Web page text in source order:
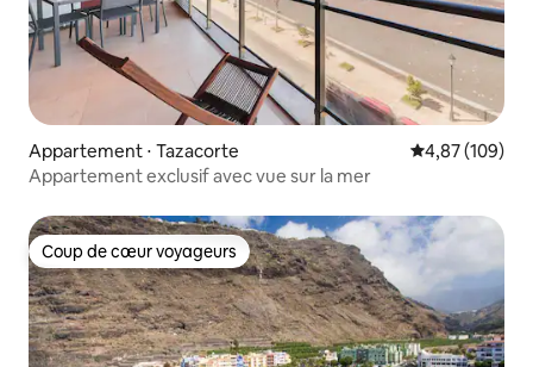
Appartement ⋅ Tazacorte Évaluation
4,87 (109)
Appartement exclusif avec vue sur la mer
Coup de cœur voyageurs
Coup de cœur voyageurs